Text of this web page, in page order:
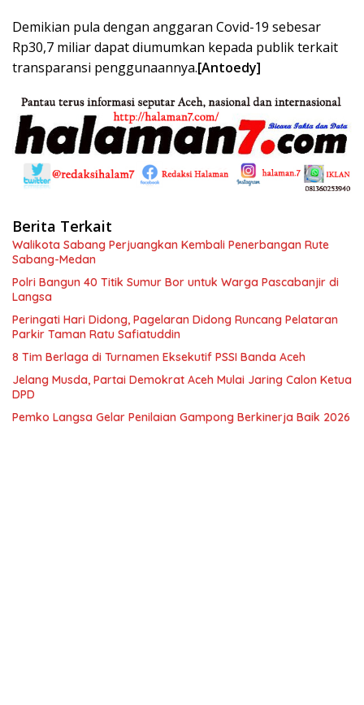
Demikian pula dengan anggaran Covid-19 sebesar
Rp30,7 miliar dapat diumumkan kepada publik terkait
transparansi penggunaannya.[Antoedy]
Berita Terkait
Walikota Sabang Perjuangkan Kembali Penerbangan Rute
Sabang-Medan
Polri Bangun 40 Titik Sumur Bor untuk Warga Pascabanjir di
Langsa
Peringati Hari Didong, Pagelaran Didong Runcang Pelataran
Parkir Taman Ratu Safiatuddin
8 Tim Berlaga di Turnamen Eksekutif PSSI Banda Aceh
Jelang Musda, Partai Demokrat Aceh Mulai Jaring Calon Ketua
DPD
Pemko Langsa Gelar Penilaian Gampong Berkinerja Baik 2026